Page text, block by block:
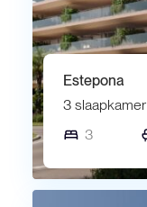
Estepona
3
3